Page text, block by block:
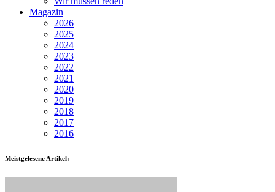
Magazin
2026
2025
2024
2023
2022
2021
2020
2019
2018
2017
2016
Meistgelesene Artikel: